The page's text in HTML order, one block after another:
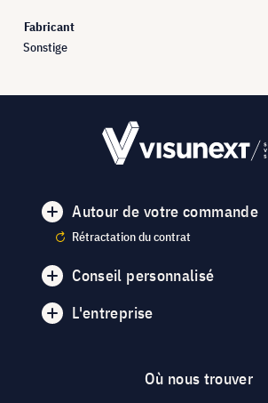
Fabricant
Sonstige
Autour de votre commande
Rétractation du contrat
Conseil personnalisé
L'entreprise
Où nous trouver